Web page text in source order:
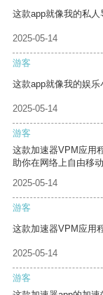
这款app就像我的私人
2025-05-14
游客
这款app就像我的娱乐
2025-05-14
游客
这款加速器VPM应用
助你在网络上自由移动
2025-05-14
游客
这款加速器VPM应用
2025-05-14
游客